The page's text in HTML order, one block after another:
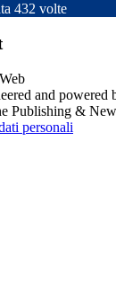
432 volte
and powered
Publishing &
personali